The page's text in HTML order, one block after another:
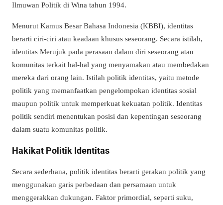
Ilmuwan Politik di Wina tahun 1994.
Menurut Kamus Besar Bahasa Indonesia (KBBI), identitas
berarti ciri-ciri atau keadaan khusus seseorang. Secara istilah,
identitas Merujuk pada perasaan dalam diri seseorang atau
komunitas terkait hal-hal yang menyamakan atau membedakan
mereka dari orang lain. Istilah politik identitas, yaitu metode
politik yang memanfaatkan pengelompokan identitas sosial
maupun politik untuk memperkuat kekuatan politik. Identitas
politik sendiri menentukan posisi dan kepentingan seseorang
dalam suatu komunitas politik.
Hakikat Politik Identitas
Secara sederhana, politik identitas berarti gerakan politik yang
menggunakan garis perbedaan dan persamaan untuk
menggerakkan dukungan. Faktor primordial, seperti suku,